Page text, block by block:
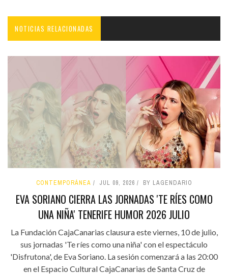
NOTICIAS RELACIONADAS
CONTEMPORÁNEA JUL 09, 2026 BY LAGENDARIO
EVA SORIANO CIERRA LAS JORNADAS 'TE RÍES COMO
UNA NIÑA' TENERIFE HUMOR 2026 JULIO
La Fundación CajaCanarias clausura este viernes, 10 de julio,
sus jornadas 'Te ríes como una niña' con el espectáculo
'Disfrutona', de Eva Soriano. La sesión comenzará a las 20:00
en el Espacio Cultural CajaCanarias de Santa Cruz de